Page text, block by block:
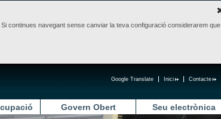
continues navegant sense canviar la teva configuració considerarem que
Contacte
Inici
Google Translate
Govern Obert Seu electrònica